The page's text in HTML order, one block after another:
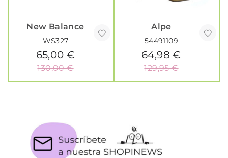
New Balance
WS327
65,00 €
130,00 €
Alpe
54491109
64,98 €
129,95 €